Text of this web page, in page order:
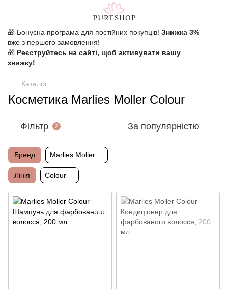
🎁 Бонусна програма для постійних покупців! Знижка 3%
вже з першого замовлення!
🎁 Реєструйтесь на сайті, щоб активувати вашу
знижку!
Каталог
Косметика Marlies Moller Colour
Фільтр 2 За популярністю
Бренд Marlies Moller
Лінія Colour